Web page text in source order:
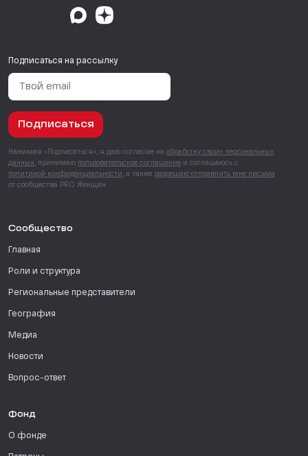
Подписаться на рассылку
Подписаться
Нажимая «Подписаться», я даю согласие на обработку своих персональных
данных , принимаю пользовательское соглашение и соглашаюсь с
политикой конфиденциальности , а также разрешаю отправлять мне письма
от сообщества PRO Женщин.
Сообщество
Главная
Роли и структура
Региональные представители
География
Медиа
Новости
Вопрос-ответ
Фонд
О фонде